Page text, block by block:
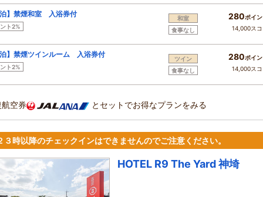
】禁煙和室 入浴券付
ト2%
和室
食事なし
280ポイ
14,000ス
】禁煙ツインルーム 入浴券付
ト2%
ツイン
食事なし
280ポイ
14,000ス
空券 とセットでお得なプランをみる
時以降のチェックインはできませんのでご注意ください。
HOTEL R9 The Yard 神埼